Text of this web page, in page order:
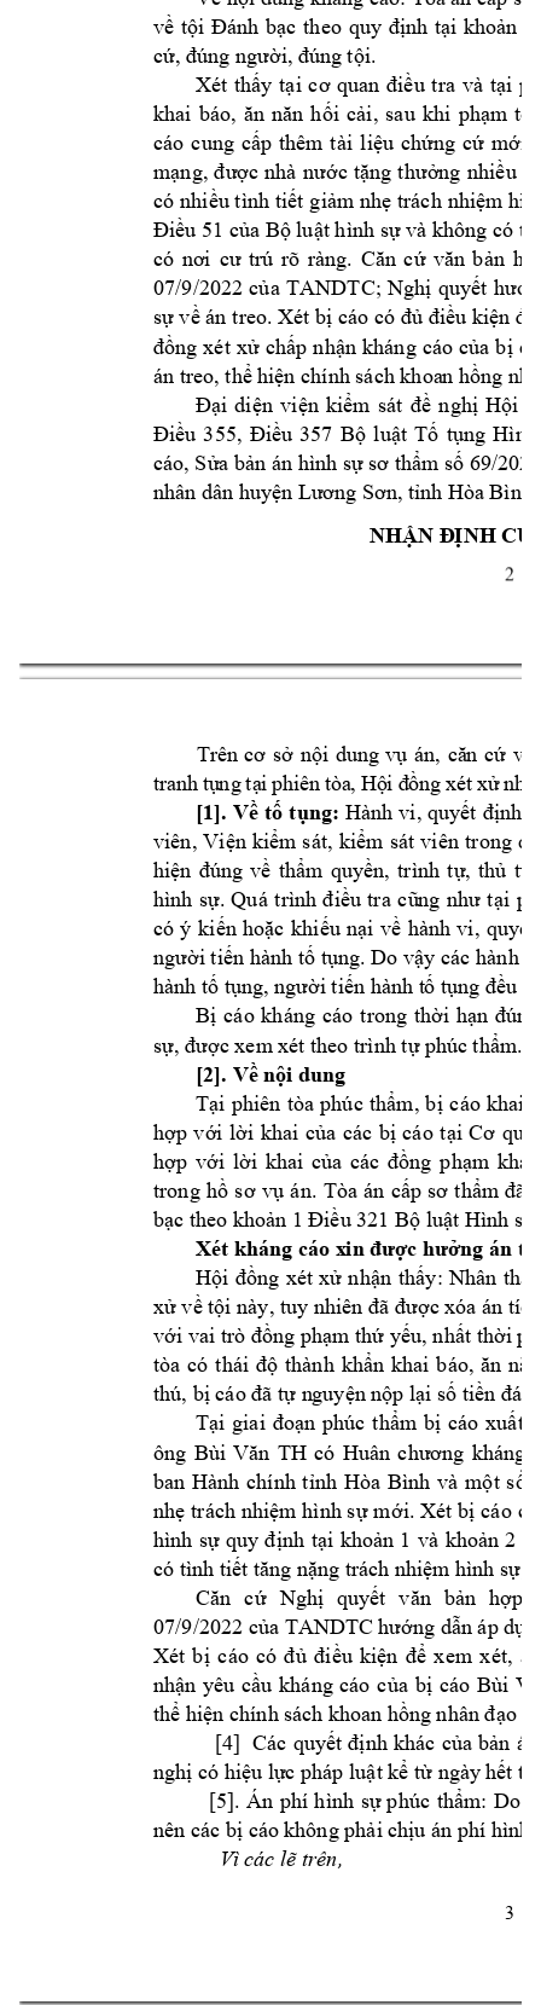
2
về tội Đánh bạc theo quy định tại khoản
cứ, đúng người, đúng tội.
Xét thấy tại cơ quan điều tra và tại
khai báo, ăn năn hối cải, sau khi phạm tộ
cáo cung cấp thêm tài liệu chứng cứ mới,
mạng, được nhà nước tặng thưởng nhiều
có nhiều tình tiết giảm nhẹ trách nhiệm
Điều 51 của Bộ luật hình sự và không có
có nơi cư trú rõ ràng. Căn cứ văn bản h
07/9/2022 của TANDTC; Nghị quyết
sự về án treo. Xét bị cáo có đủ điều kiện để
đồng xét xử chấp nhận kháng cáo của bị
án treo, thể hiện chính sách khoan hồng
Đại diện viện kiểm sát đề nghị Hội
Điều 355, Điều 357 Bộ luật Tố tụng
cáo, Sửa bản án hình sự sơ thẩm số 69/
nhân dân huyện Lương Sơn, tỉnh Hòa Bình.
NHẬN ĐỊNH
3
Trên cơ sở nội dung vụ án, căn cứ và
tranh tụngtại phiên tòa, Hội đồng xét xửnh
[1]. Về tố tụng: Hành vi, quyết định
viên, Viện kiểm sát, kiểm sát viên trong
hiện đúng về thẩm quyền, trình tự, thủ
hình sự. Quá trình điều tra cũng như tại
có ý kiến hoặc khiếu nại về hành vi, quyết
người tiến hành tố tụng. Do vậy các hành
hành tố tụng, người tiến hành tố tụng đều h
Bị cáo kháng cáo trong thời hạn
sự, được xem xét theo trình tự phúc thẩm.
[2]. Về nội dung
Tại phiên tòa phúc thẩm, bị cáo khai
hợp với lời khai của các bị cáo tại Cơ
hợp với lời khai của các đồng phạm
trong hồ sơ vụ án. Tòa án cấp sơ thẩm đã
bạc theo khoản 1 Điều 321 Bộ luật Hình sự
Xét kháng cáo xin được hưởng án
Hội đồng xét xử nhận thấy: Nhân
xử về tội này, tuy nhiên đã được xóa án
với vai trò đồng phạm thứ yếu, nhất thời
tòa có thái độ thành khẩn khai báo, ăn
thú, bị cáo đã tự nguyện nộp lại số tiền
Tại giai đoạn phúc thẩm bị cáo xuất
ông Bùi Văn TH có Huân chương kháng
ban Hành chính tỉnh Hòa Bình và một số
nhẹ trách nhiệm hình sự mới. Xét bị cáo
hình sự quy định tại khoản 1 và khoản 2
có tình tiết tăng nặng trách nhiệm hình sự,
Căn
cứ Nghị quyết văn bản hợp
07/9/2022 của TANDTC hướng dẫn áp
Xét bị cáo có đủ điều kiện để xem xét,
nhận yêu cầu kháng cáo của bị cáo Bùi
thể hiện chính sách khoan hồng nhân đạo
[4] Các quyết định khác của bản
nghị có hiệu lực pháp luật kể từ ngày hết
[5]. Án phí hình sự phúc thẩm: Do
nên các bị cáo không phải chịu án phí hình
Vì các lẽ trên,